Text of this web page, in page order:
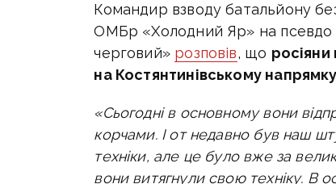
Командир взводу батальйону
ОМБр «Холодний Яр» на псевдо
черговий» розповів, що росіяни
на Костянтинівському
«Сьогодні в основному вони
корчами. І от недавно був наш
техніки, але це було вже за
вони витягнули свою техніку. В